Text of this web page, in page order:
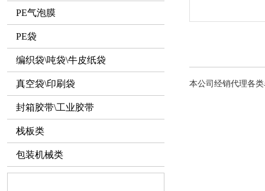
PE气泡膜
PE袋
编织袋\吨袋\牛皮纸袋
真空袋\印刷袋
封箱胶带\工业胶带
栈板类
包装机械类
本公司经销代理各